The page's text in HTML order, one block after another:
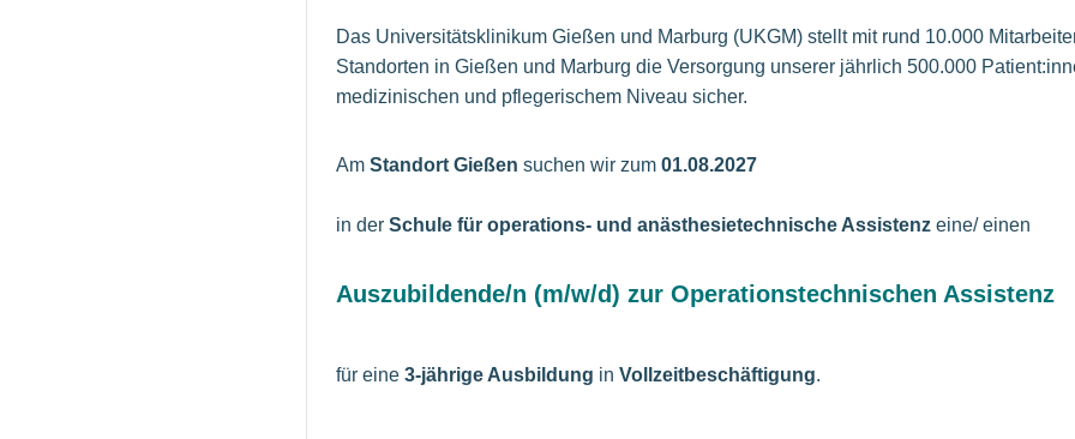
Das Universitätsklinikum Gießen und Marburg (UKGM) stellt mit rund 10.000
Standorten in Gießen und Marburg die Versorgung unserer jährlich 500.000
medizinischen und pflegerischem Niveau sicher.
Am Standort Gießen suchen wir zum 01.08.2027
in der Schule für operations- und anästhesietechnische Assistenz eine/ einen
Auszubildende/n (m/w/d) zur Operationstechnischen Assistenz
für eine 3-jährige Ausbildung in Vollzeitbeschäftigung.